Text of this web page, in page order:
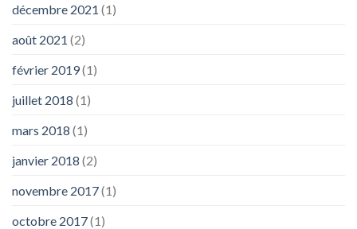
décembre 2021 (1)
août 2021 (2)
février 2019(1)
juillet 2018 (1)
mars 2018 (1)
janvier 2018 (2)
novembre 2017(1)
octobre 2017(1)